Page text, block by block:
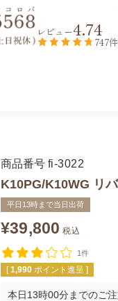
レビュー4.74
747件
商品番号 fi-3022
K10PG/K10WG リ
平日13時まで当日出荷
¥39,800 税込
1件
[ 1,990 ポイント進呈 ]
本日13時00分までのご